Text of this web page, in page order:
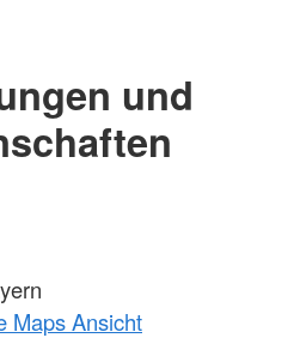
und
Maps Ansicht